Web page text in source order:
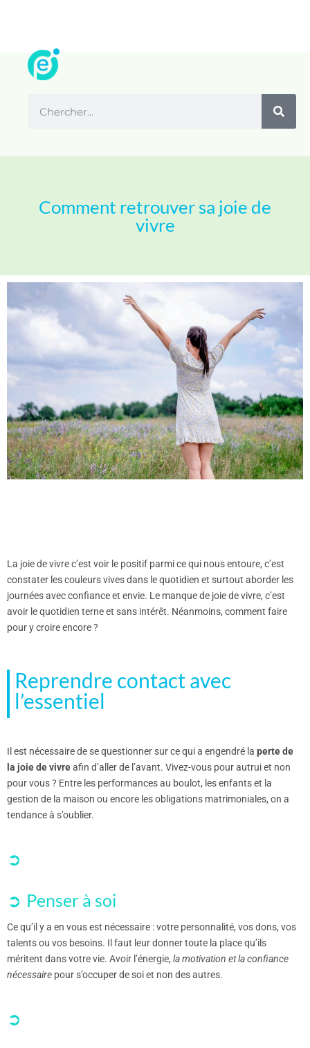
Comment retrouver sa joie de
vivre
La joie de vivre c’est voir le positif parmi ce qui nous entoure, c’est
constater les couleurs vives dans le quotidien et surtout aborder les
journées avec confiance et envie. Le manque de joie de vivre, c’est
avoir le quotidien terne et sans intérêt. Néanmoins, comment faire
pour y croire encore ?
Reprendre contact avec
l’essentiel
Il est nécessaire de se questionner sur ce qui a engendré la perte de
la joie de vivreafin d’aller de l’avant. Vivez-vous pour autrui et non
pour vous ? Entre les performances au boulot, les enfants et la
gestion de la maison ou encore les obligations matrimoniales, on a
tendance à s’oublier.
Penser à soi
Ce qu’il y a en vous est nécessaire : votre personnalité, vos dons, vos
talents ou vos besoins. Il faut leur donner toute la place qu’ils
méritent dans votre vie. Avoir l’énergie, la motivation et la confiance
nécessaire pour s’occuper de soi et non des autres.